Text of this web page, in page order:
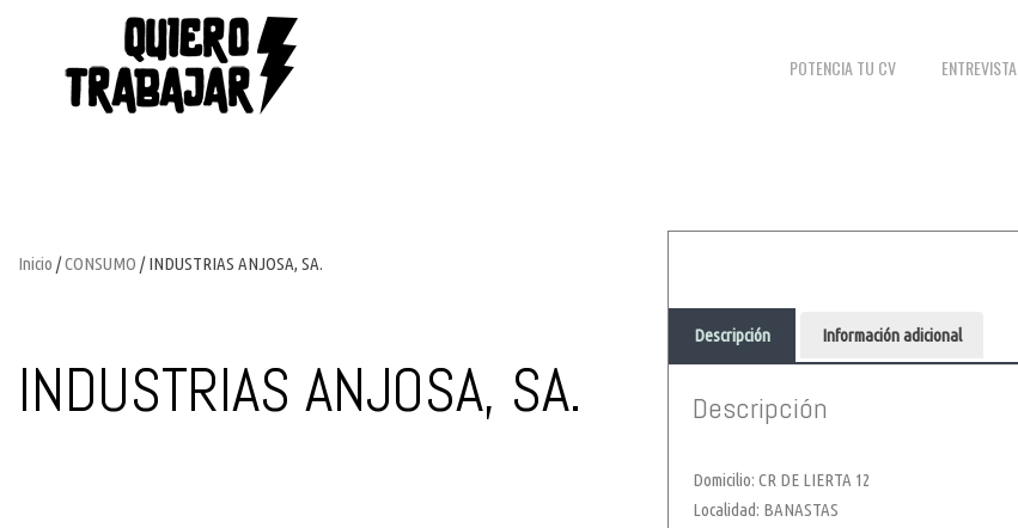
POTENCIA TU CV ENTREVISTA
Inicio /CONSUMO / INDUSTRIAS ANJOSA, SA.
INDUSTRIAS ANJOSA, SA.
Descripción Información adicional
Descripción
Domicilio: CR DE LIERTA 12
Localidad: BANASTAS